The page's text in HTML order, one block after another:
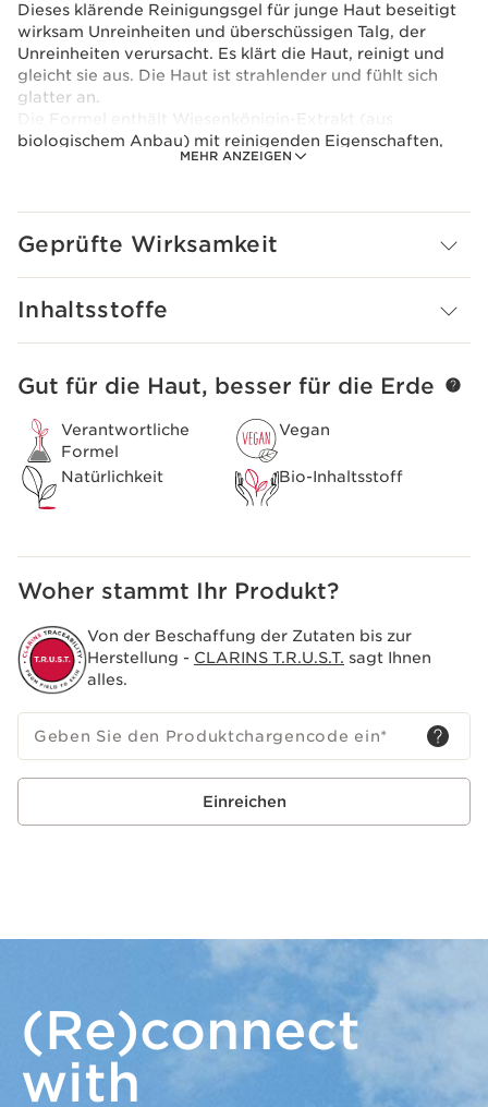
MEHR ANZEIGEN
Dieses klärende Reinigungsgel für junge Haut beseitigt
wirksam Unreinheiten und überschüssigen Talg, der
Unreinheiten verursacht. Es klärt die Haut, reinigt und
gleicht sie aus. Die Haut ist strahlender und fühlt sich
glatter an.
Die Formel enthält Wiesenkönigin-Extrakt (aus
biologischem Anbau) mit reinigenden Eigenschaften,
Moringa-Extrakt zur Reinigung der Hautoberfläche und
und kann atmen. Reiner und klarer. Die gefrostete blaue
Geprüfte Wirksamkeit
Inhaltsstoffe
WEITER ZUM INHALT
Gut für die Haut, besser für die Erde
Verantwortliche
Formel
Vegan
Natürlichkeit Bio-Inhaltsstoff
Woher stammt Ihr Produkt?
Von der Beschaffung der Zutaten bis zur
Herstellung - CLARINS T.R.U.S.T. sagt Ihnen
alles.
Geben Sie den Produktchargencode ein*
Einreichen
(Re)connect
with